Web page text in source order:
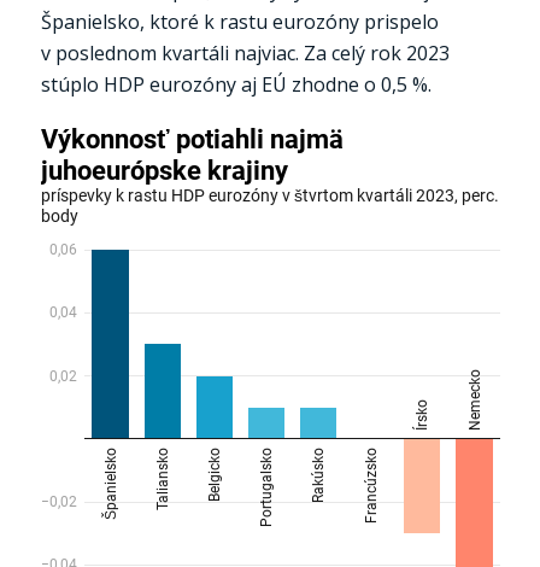
Španielsko, ktoré k rastu eurozóny prispelo
v poslednom kvartáli najviac. Za celý rok 2023
stúplo HDP eurozóny aj EÚ zhodne o 0,5 %.